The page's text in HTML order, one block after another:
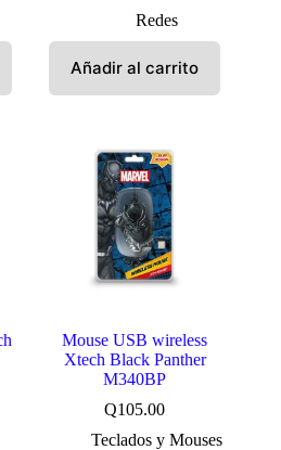
Redes
Añadir al carrito
Mouse USB wireless
Xtech Black Panther
M340BP
Q105.00
Teclados y Mouses